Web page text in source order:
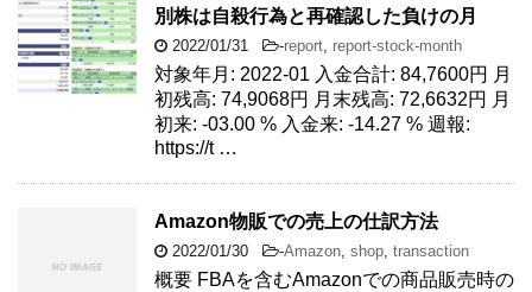
別株は自殺行為と再確認した負けの月
2022/01/31 -report report-stock-month
対象年月: 2022-01 入金合計: 84,7600円 月
初残高: 74,9068円 月末残高: 72,6632円 月
初来: -03.00 % 入金来: -14.27 % 週報:
https://t …
Amazon物販での売上の仕訳方法
2022/01/30 -Amazon shop transaction
概要 FBAを含むAmazonでの商品販売時の